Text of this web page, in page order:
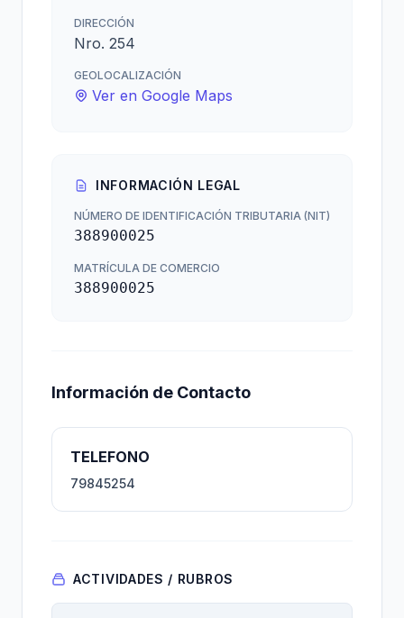
DIRECCIÓN
Nro. 254
GEOLOCALIZACIÓN
Ver en Google Maps
INFORMACIÓN LEGAL
NÚMERO DE IDENTIFICACIÓN TRIBUTARIA (NIT)
388900025
MATRÍCULA DE COMERCIO
388900025
Información de Contacto
TELEFONO
79845254
ACTIVIDADES / RUBROS